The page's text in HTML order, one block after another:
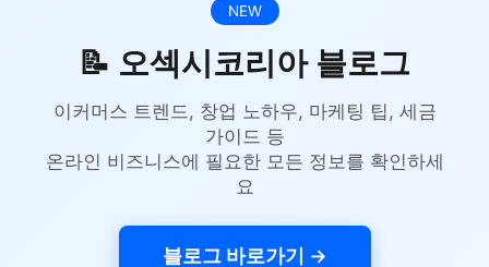
NEW
📝 오섹시코리아 블로그
이커머스 트렌드, 창업 노하우, 마케팅 팁, 세금
가이드 등
온라인 비즈니스에 필요한 모든 정보를 확인하세
요
블로그 바로가기 →